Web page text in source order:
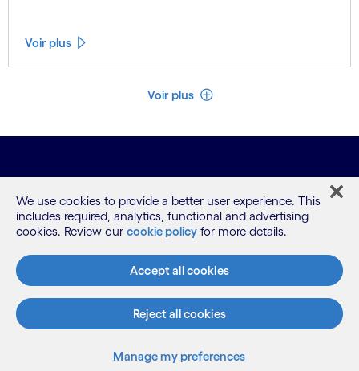
Voir plus
Voir plus Voir moins
Notre offre
Notre identité
We use cookies to provide a better user experience. This
includes required, analytics, functional and advertising
cookies. Review our cookie policy for more details.
Accept all cookies
Reject all cookies
Manage my preferences